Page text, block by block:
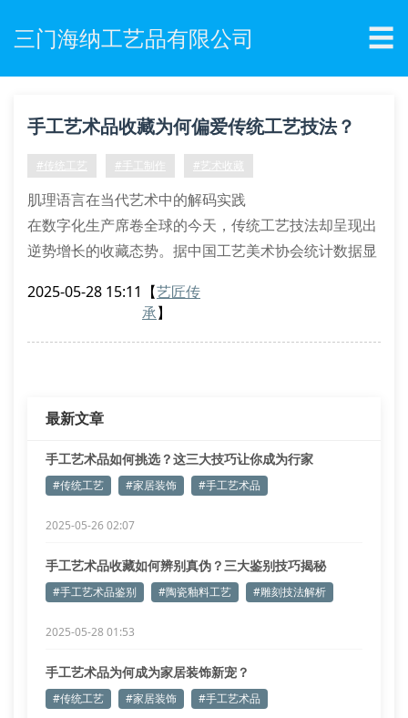
三门海纳工艺品有限公司 ☰
手工艺术品收藏为何偏爱传统工艺技法？
#传统工艺 #手工制作 #艺术收藏
肌理语言在当代艺术中的解码实践
在数字化生产席卷全球的今天，传统工艺技法却呈现出
逆势增长的收藏态势。据中国工艺美术协会统计数据显
23.6%，其中运用釉下彩绘技法的作品溢价空间尤为显
用火照子观测窑温曲线。当窑温达到1280
2025-05-28 15:11 【艺匠传
承】
最新文章
手工艺术品如何挑选？这三大技巧让你成为行家
#传统工艺 #家居装饰 #手工艺术品
2025-05-26 02:07
手工艺术品收藏如何辨别真伪？三大鉴别技巧揭秘
#手工艺术品鉴别 #陶瓷釉料工艺 #雕刻技法解析
2025-05-28 01:53
手工艺术品为何成为家居装饰新宠？
#传统工艺 #家居装饰 #手工艺术品